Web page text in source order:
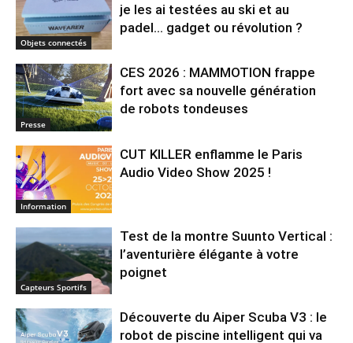
Objets connectés
je les ai testées au ski et au
padel… gadget ou révolution ?
Presse
CES 2026 : MAMMOTION frappe
fort avec sa nouvelle génération
de robots tondeuses
Information
CUT KILLER enflamme le Paris
Audio Video Show 2025 !
Capteurs Sportifs
Test de la montre Suunto Vertical :
l’aventurière élégante à votre
poignet
Découverte du Aiper Scuba V3 : le
robot de piscine intelligent qui va